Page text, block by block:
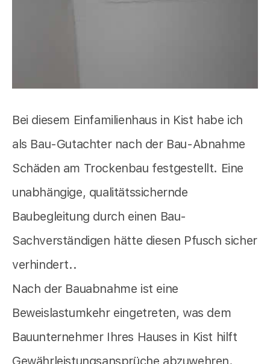
Bei diesem Einfamilienhaus in Kist habe ich
als Bau-Gutachter nach der Bau-Abnahme
Schäden am Trockenbau festgestellt. Eine
unabhängige, qualitätssichernde
Baubegleitung durch einen Bau-
Sachverständigen hätte diesen Pfusch sicher
verhindert..
Nach der Bauabnahme ist eine
Beweislastumkehr eingetreten, was dem
Bauunternehmer Ihres Hauses in Kist hilft
Gewährleistungsansprüche abzuwehren.